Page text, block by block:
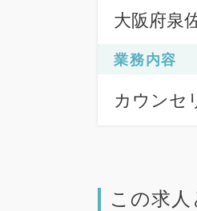
大阪府泉
業務内容
カウンセ
この求